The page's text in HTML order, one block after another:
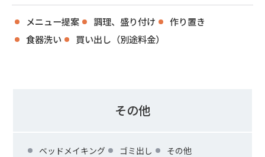
メニュー提案 調理、盛り付け
作り置き
食器洗い
買い出し（別途料金）
その他
ベッドメイキング ゴミ出し その他